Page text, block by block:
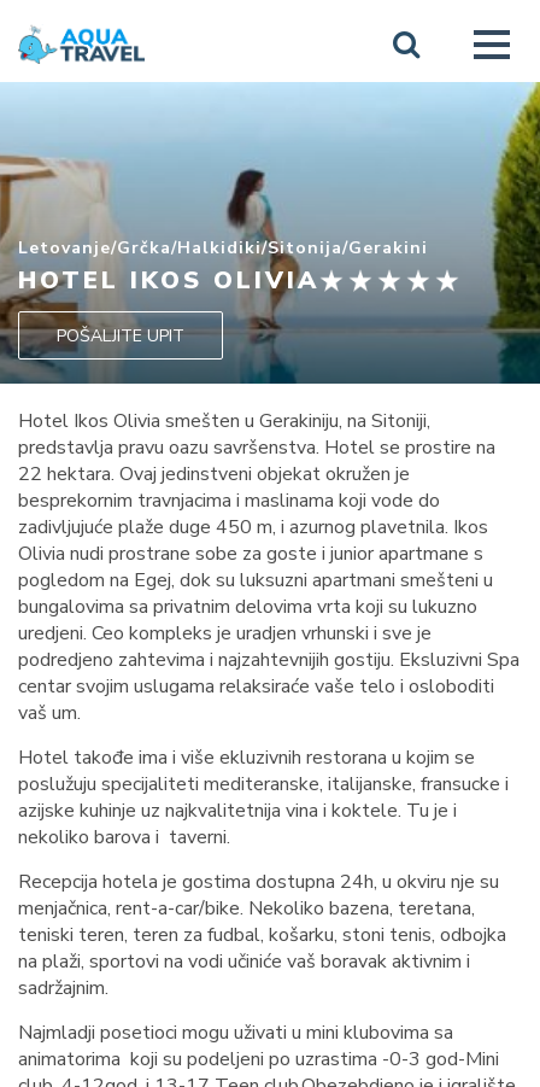
Letovanje/Grčka/Halkidiki/Sitonija/Gerakini
HOTEL IKOS OLIVIA
POŠALJITE UPIT
Hotel Ikos Olivia smešten u Gerakiniju, na Sitoniji,
predstavlja pravu oazu savršenstva. Hotel se prostire na
22 hektara. Ovaj jedinstveni objekat okružen je
besprekornim travnjacima i maslinama koji vode do
zadivljujuće plaže duge 450 m, i azurnog plavetnila. Ikos
Olivia nudi prostrane sobe za goste i junior apartmane s
pogledom na Egej, dok su luksuzni apartmani smešteni u
bungalovima sa privatnim delovima vrta koji su lukuzno
uredjeni. Ceo kompleks je uradjen vrhunski i sve je
podredjeno zahtevima i najzahtevnijih gostiju. Eksluzivni Spa
centar svojim uslugama relaksiraće vaše telo i osloboditi
vaš um.
Hotel takođe ima i više ekluzivnih restorana u kojim se
poslužuju specijaliteti mediteranske, italijanske, fransucke i
azijske kuhinje uz najkvalitetnija vina i koktele. Tu je i
nekoliko barova i taverni.
Recepcija hotela je gostima dostupna 24h, u okviru nje su
menjačnica, rent-a-car/bike. Nekoliko bazena, teretana,
teniski teren, teren za fudbal, košarku, stoni tenis, odbojka
na plaži, sportovi na vodi učiniće vaš boravak aktivnim i
sadržajnim.
Najmladji posetioci mogu uživati u mini klubovima sa
animatorima koji su podeljeni po uzrastima -0-3 god-Mini